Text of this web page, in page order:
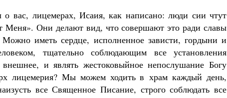
о вас, лицемерах, Исаия, как написано: люди сии чтут
Меня». Они делают вид, что совершают это ради славы
иметь сердце, исполненное зависти, гордыни и
тщательно соблюдающим все установления
и являть жестоковыйное непослушание Богу
лицемерия? Мы можем ходить в храм каждый день,
все Священное Писание, строго соблюдать все